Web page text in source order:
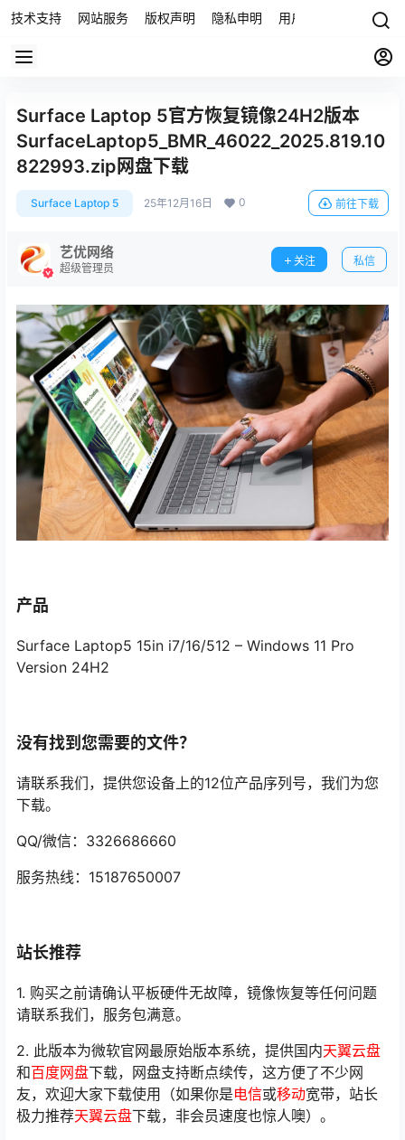
技术支持 网站服务 版权声明 隐私申明 用户协议 联系我们
Surface Laptop 5官方恢复镜像24H2版本
SurfaceLaptop5_BMR_46022_2025.819.10
822993.zip网盘下载
Surface Laptop 5 25年12月16日 0 前往下载
艺优网络
超级管理员
关注 私信
产品
Surface Laptop5 15in i7/16/512 – Windows 11 Pro
Version 24H2
没有找到您需要的文件？
请联系我们，提供您设备上的12位产品序列号，我们为您
下载。
QQ/微信：3326686660
服务热线：15187650007
站长推荐
1. 购买之前请确认平板硬件无故障，镜像恢复等任何问题
请联系我们，服务包满意。
2. 此版本为微软官网最原始版本系统，提供国内天翼云盘
和百度网盘下载，网盘支持断点续传，这方便了不少网
友，欢迎大家下载使用（如果你是电信或移动宽带，站长
极力推荐天翼云盘下载，非会员速度也惊人噢）。